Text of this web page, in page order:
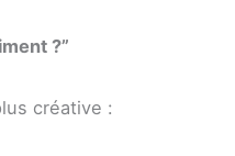
?”
créative :